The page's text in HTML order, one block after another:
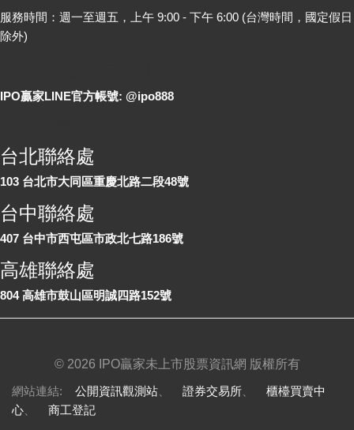
服務時間：週一至週五，上午 9:00 - 下午 6:00 (台灣時間，國定假日
除外)
IPO贏家LINE官方帳號: @ipo888
台北聯絡處
103 台北市大同區重慶北路二段48號
台中聯絡處
407 台中市西屯區市政北七路186號
高雄聯絡處
804 高雄市鼓山區明誠四路152號
© 2026 IPO贏家未上市股票資訊網 版權所有
網站連結: 公開資訊觀測站 證券交易所
櫃檯買賣中
心
商工登記